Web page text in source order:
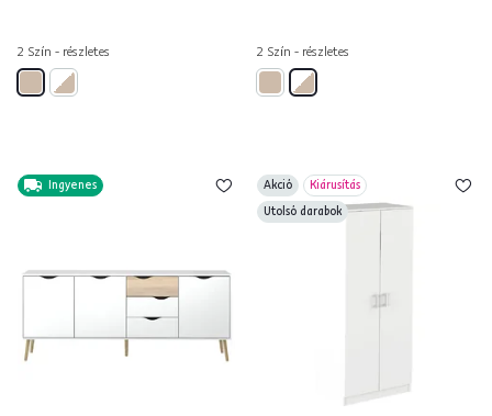
2 Szín - részletes 2 Szín - részletes
Ingyenes Akció
Kiárusítás
Utolsó darabok